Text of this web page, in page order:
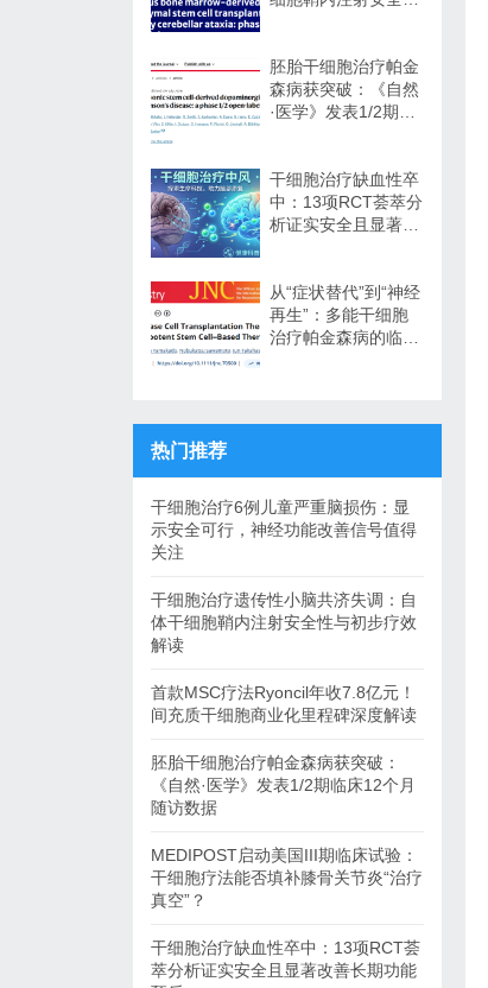
胚胎干细胞治疗帕金
森病获突破：《自然
·医学》发表1/2期临
干细胞治疗缺血性卒
中：13项RCT荟萃分
析证实安全且显著改
从“症状替代”到“神经
再生”：多能干细胞
治疗帕金森病的临床
热门推荐
干细胞治疗6例儿童严重脑损伤：显
示安全可行，神经功能改善信号值得
关注
干细胞治疗遗传性小脑共济失调：自
体干细胞鞘内注射安全性与初步疗效
解读
首款MSC疗法Ryoncil年收7.8亿元！
间充质干细胞商业化里程碑深度解读
胚胎干细胞治疗帕金森病获突破：
《自然·医学》发表1/2期临床12个月
随访数据
MEDIPOST启动美国III期临床试验：
干细胞疗法能否填补膝骨关节炎“治疗
真空”？
干细胞治疗缺血性卒中：13项RCT荟
萃分析证实安全且显著改善长期功能